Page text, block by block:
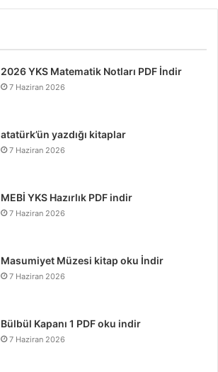
2026 YKS Matematik Notları PDF İndir
7 Haziran 2026
atatürk’ün yazdığı kitaplar
7 Haziran 2026
MEBİ YKS Hazırlık PDF indir
7 Haziran 2026
Masumiyet Müzesi kitap oku İndir
7 Haziran 2026
Bülbül Kapanı 1 PDF oku indir
7 Haziran 2026